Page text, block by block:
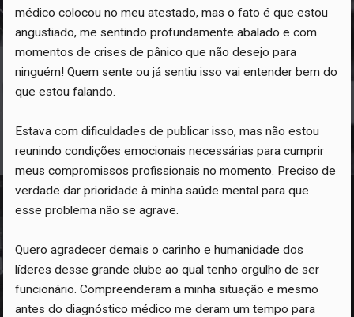
médico colocou no meu atestado, mas o fato é que estou
angustiado, me sentindo profundamente abalado e com
momentos de crises de pânico que não desejo para
ninguém! Quem sente ou já sentiu isso vai entender bem do
que estou falando.
Estava com dificuldades de publicar isso, mas não estou
reunindo condições emocionais necessárias para cumprir
meus compromissos profissionais no momento. Preciso de
verdade dar prioridade à minha saúde mental para que
esse problema não se agrave.
Quero agradecer demais o carinho e humanidade dos
líderes desse grande clube ao qual tenho orgulho de ser
funcionário. Compreenderam a minha situação e mesmo
antes do diagnóstico médico me deram um tempo para